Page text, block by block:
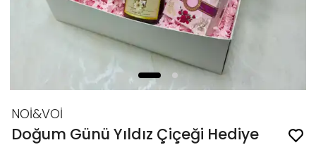
NOİ&VOİ
Doğum Günü Yıldız Çiçeği Hediye